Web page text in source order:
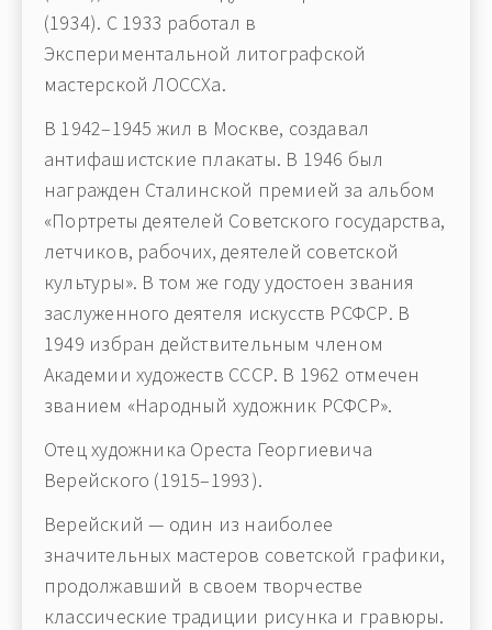
(1934). С 1933 работал в
Экспериментальной литографской
мастерской ЛОССХа.
В 1942–1945 жил в Москве, создавал
антифашистские плакаты. В 1946 был
награжден Сталинской премией за альбом
«Портреты деятелей Советского государства,
летчиков, рабочих, деятелей советской
культуры». В том же году удостоен звания
заслуженного деятеля искусств РСФСР. В
1949 избран действительным членом
Академии художеств СССР. В 1962 отмечен
званием «Народный художник РСФСР».
Отец художника Ореста Георгиевича
Верейского (1915–1993).
Верейский — один из наиболее
значительных мастеров советской графики,
продолжавший в своем творчестве
классические традиции рисунка и гравюры.